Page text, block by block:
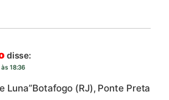
disse:
18:36
Luna”Botafogo (RJ), Ponte Preta